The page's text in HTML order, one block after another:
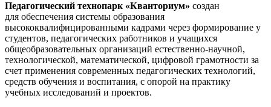
Педагогический технопарк «Кванториум» создан
для обеспечения системы образования
высококвалифицированными кадрами через формирование у
студентов, педагогических работников и учащихся
общеобразовательных организаций естественно-научной,
технологической, математической, цифровой грамотности за
счет применения современных педагогических технологий,
средств обучения и воспитания, с опорой на практику
учебных исследований и проектов.